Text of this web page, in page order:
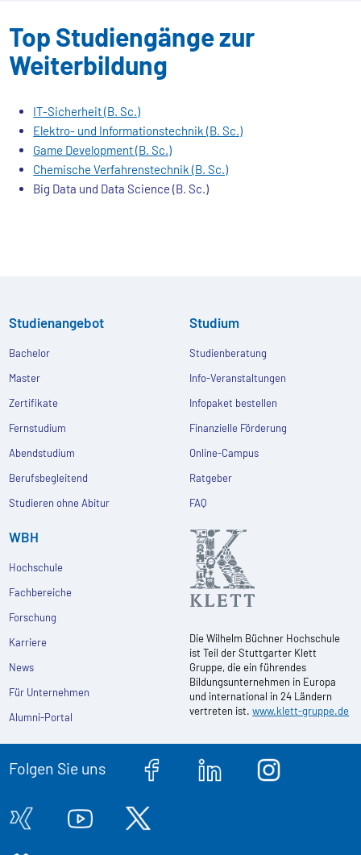
Top Studiengänge zur
Weiterbildung
IT-Sicherheit (B. Sc.)
Elektro- und Informationstechnik (B. Sc.)
Game Development (B. Sc.)
Chemische Verfahrenstechnik (B. Sc.)
Big Data und Data Science (B. Sc.)
Studienangebot
Bachelor
Master
Zertifikate
Fernstudium
Abendstudium
Berufsbegleitend
Studieren ohne Abitur
Studium
Studienberatung
Info-Veranstaltungen
Infopaket bestellen
Finanzielle Förderung
Online-Campus
Ratgeber
FAQ
WBH
Hochschule
Fachbereiche
Forschung
Karriere
News
Für Unternehmen
Alumni-Portal
Die Wilhelm Büchner Hochschule
ist Teil der Stuttgarter Klett
Gruppe, die ein führendes
Bildungsunternehmen in Europa
und international in 24 Ländern
vertreten ist.www.klett-gruppe.de
Folgen Sie uns